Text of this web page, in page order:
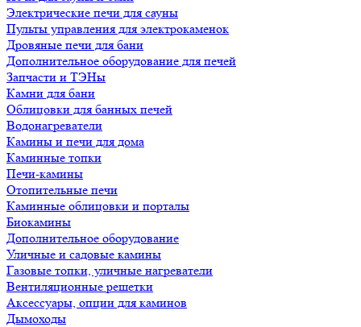
Электрические печи для сауны
Пульты управления для электрокаменок
Дровяные печи для бани
Дополнительное оборудование для печей
Запчасти и ТЭНы
Камни для бани
Облицовки для банных печей
Водонагреватели
Камины и печи для дома
Каминные топки
Печи-камины
Отопительные печи
Каминные облицовки и порталы
Биокамины
Дополнительное оборудование
Уличные и садовые камины
Газовые топки, уличные нагреватели
Вентиляционные решетки
Аксессуары, опции для каминов
Дымоходы